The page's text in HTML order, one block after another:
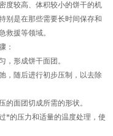
度较高、体积较小的饼干的机
别是在那些需要长时间保存和
救援等领域。
：
形成饼干面团。
随后进行初步压制，以去除
面团切成所需的形状。
的压力和适量的温度处理，使